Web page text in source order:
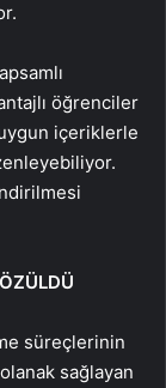
öğrenciler
içeriklerle
süreçlerinin
sağlayan